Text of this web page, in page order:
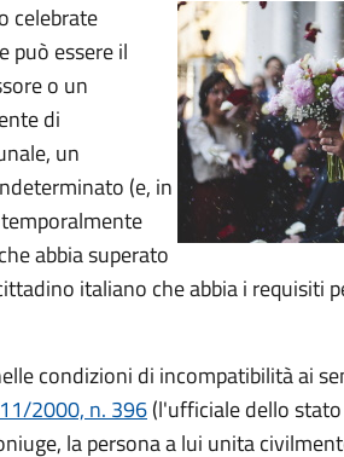
celebrate
può essere il
o un
di
un
(e, in
abbia superato
italiano che abbia i requisiti
condizioni di incompatibilità ai
2000, n. 396(l'ufficiale dello
la persona a lui unita